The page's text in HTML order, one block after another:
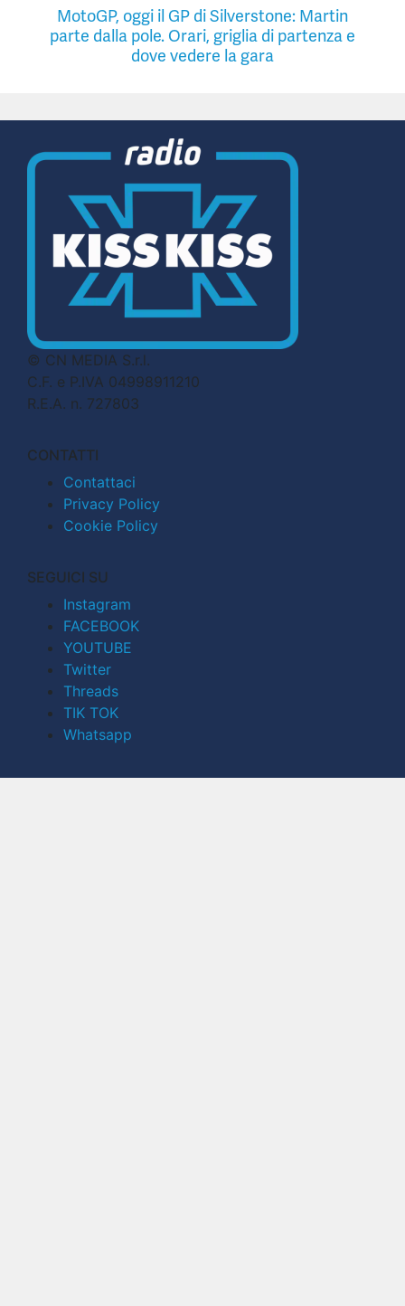
MotoGP, oggi il GP di Silverstone: Martin
parte dalla pole. Orari, griglia di partenza e
dove vedere la gara
© CN MEDIA S.r.l.
C.F. e P.IVA 04998911210
R.E.A. n. 727803
CONTATTI
Contattaci
Privacy Policy
Cookie Policy
SEGUICI SU
Instagram
FACEBOOK
YOUTUBE
Twitter
Threads
TIK TOK
Whatsapp